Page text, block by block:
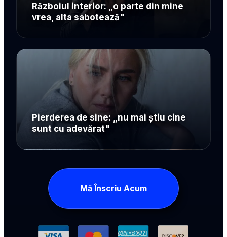
Războiul interior: „o parte din mine
vrea, alta sabotează"
Pierderea de sine: „nu mai știu cine
sunt cu adevărat"
Mă Înscriu Acum